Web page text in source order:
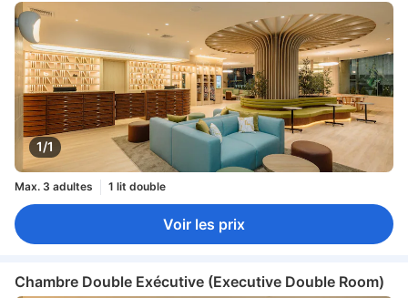
1/1
Max. 3 adultes 1 lit double
Voir les prix
Chambre Double Exécutive (Executive Double Room)